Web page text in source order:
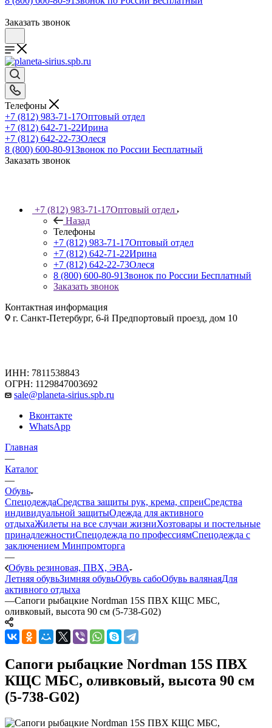
Заказать звонок
Телефоны
+7 (812) 983-71-17Оптовый отдел
+7 (812) 642-71-22Ирина
+7 (812) 642-22-73Олеся
8 (800) 600-80-91Звонок по России Бесплатный
Заказать звонок
+7 (812) 983-71-17Оптовый отдел
Назад
Телефоны
+7 (812) 983-71-17Оптовый отдел
+7 (812) 642-71-22Ирина
+7 (812) 642-22-73Олеся
8 (800) 600-80-91Звонок по России Бесплатный
Заказать звонок
Контактная информация
г. Санкт-Петербург, 6-й Предпортовый проезд, дом 10
ИНН: 7811538843
ОГРН: 1129847003692
sale@planeta-sirius.spb.ru
Вконтакте
WhatsApp
Главная
—
Каталог
—
Обувь
СпецодеждаСредства защиты рук, крема, спреиСредства
индивидуальной защитыОдежда для активного
отдыхаЖилеты на все случаи жизниХозтовары и постельные
принадлежностиСпецодежда по профессиямСпецодежда с
заключением Минпромторга
—
Обувь резиновая, ПВХ, ЭВА
Летняя обувьЗимняя обувьОбувь сабоОбувь валянаяДля
активного отдыха
—Сапоги рыбацкие Nordman 15S ПВХ КЩС МБС,
оливковый, высота 90 см (5-738-G02)
Сапоги рыбацкие Nordman 15S ПВХ
КЩС МБС, оливковый, высота 90 см
(5-738-G02)